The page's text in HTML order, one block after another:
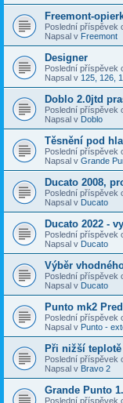
Freemont-
Poslední příspěvek
Napsal v Freemont
Designer
Poslední příspěvek
Napsal v 125, 126,
Doblo 2.0jtd
Poslední příspěvek
Napsal v Doblo
Těsnění pod
Poslední příspěvek
Napsal v Grande
Ducato 2008,
Poslední příspěvek
Napsal v Ducato
Ducato 2022 -
Poslední příspěvek
Napsal v Ducato
Výběr
Poslední příspěvek
Napsal v Ducato
Punto mk2
Poslední příspěvek
Napsal v Punto -
Při nižší
Poslední příspěvek
Napsal v Bravo 2
Grande Punto
Poslední příspěvek